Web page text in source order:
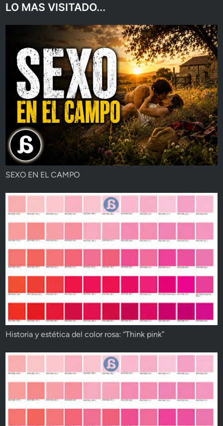
LO MAS VISITADO...
SEXO EN EL CAMPO
Historia y estética del color rosa: “Think pink”